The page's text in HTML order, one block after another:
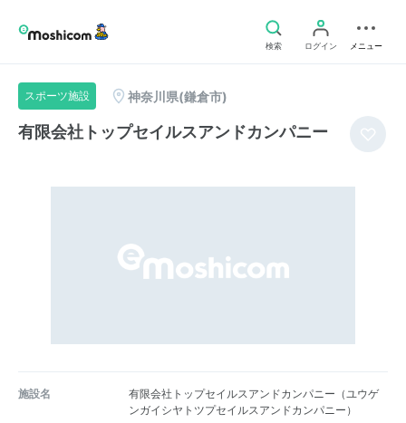
検索 ログイン メニュー
スポーツ施設 神奈川県(鎌倉市)
有限会社トップセイルスアンドカンパニー
施設名
有限会社トップセイルスアンドカンパニー（ユウゲ
ンガイシヤトツプセイルスアンドカンパニー）